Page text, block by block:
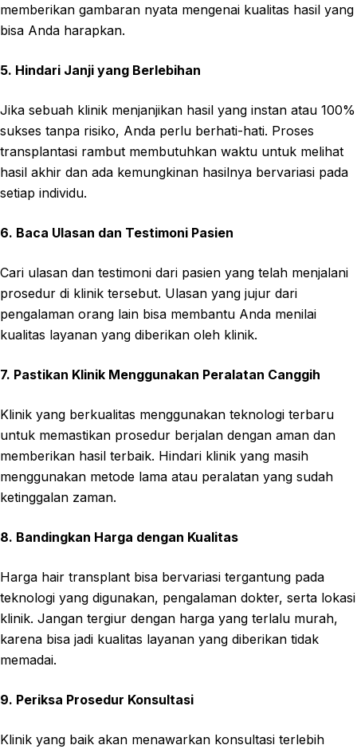
memberikan gambaran nyata mengenai kualitas hasil yang
bisa Anda harapkan.
5. Hindari Janji yang Berlebihan
Jika sebuah klinik menjanjikan hasil yang instan atau 100%
sukses tanpa risiko, Anda perlu berhati-hati. Proses
transplantasi rambut membutuhkan waktu untuk melihat
hasil akhir dan ada kemungkinan hasilnya bervariasi pada
setiap individu.
6. Baca Ulasan dan Testimoni Pasien
Cari ulasan dan testimoni dari pasien yang telah menjalani
prosedur di klinik tersebut. Ulasan yang jujur dari
pengalaman orang lain bisa membantu Anda menilai
kualitas layanan yang diberikan oleh klinik.
7. Pastikan Klinik Menggunakan Peralatan Canggih
Klinik yang berkualitas menggunakan teknologi terbaru
untuk memastikan prosedur berjalan dengan aman dan
memberikan hasil terbaik. Hindari klinik yang masih
menggunakan metode lama atau peralatan yang sudah
ketinggalan zaman.
8. Bandingkan Harga dengan Kualitas
Harga hair transplant bisa bervariasi tergantung pada
teknologi yang digunakan, pengalaman dokter, serta lokasi
klinik. Jangan tergiur dengan harga yang terlalu murah,
karena bisa jadi kualitas layanan yang diberikan tidak
memadai.
9. Periksa Prosedur Konsultasi
Klinik yang baik akan menawarkan konsultasi terlebih